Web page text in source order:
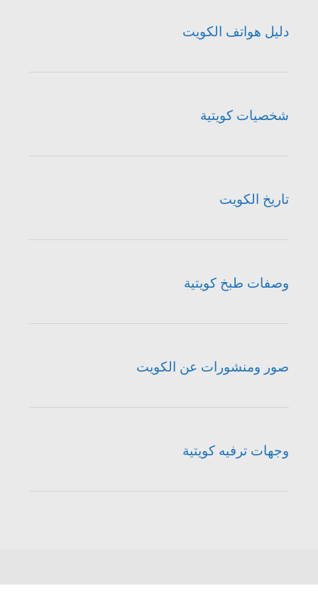
دليل هواتف الكويت
شخصيات كويتية
تاريخ الكويت
وصفات طبخ كويتية
صور ومنشورات عن الكويت
وجهات ترفيه كويتية